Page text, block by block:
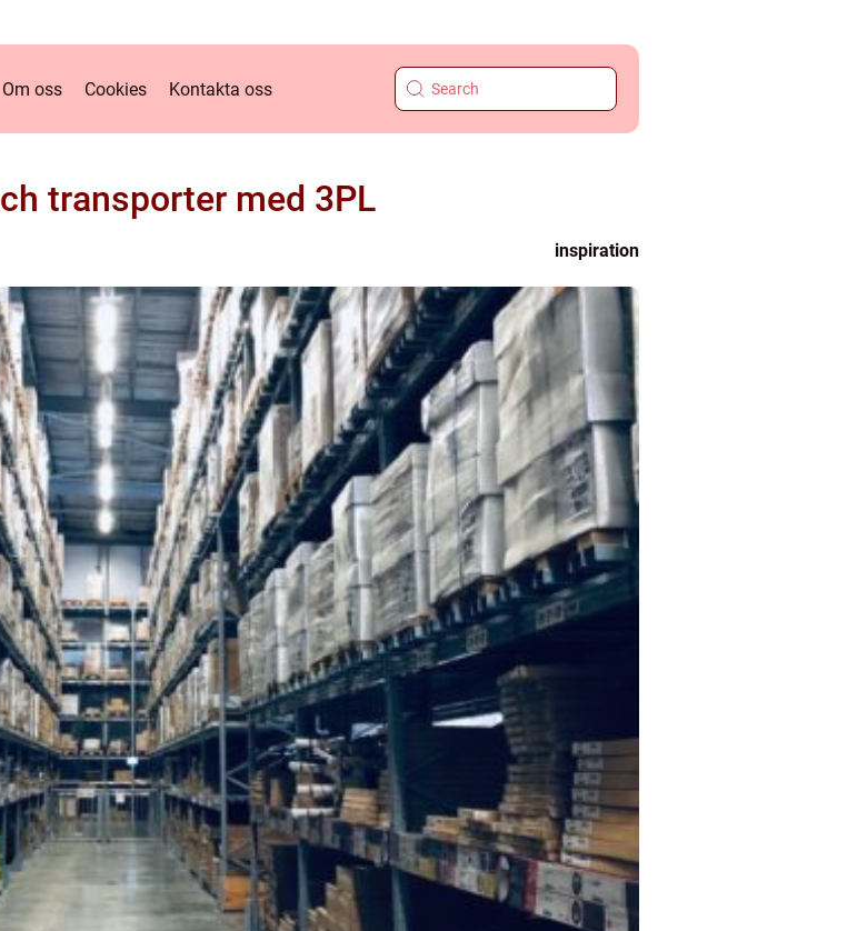
Om oss Cookies Kontakta oss
transporter med 3PL
inspiration